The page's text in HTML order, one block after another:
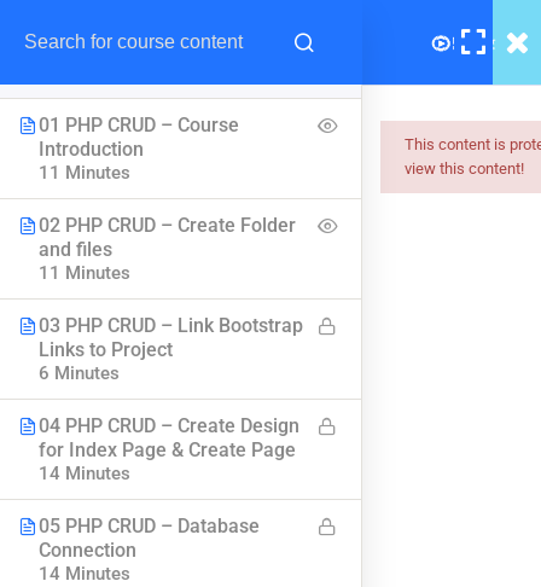
Basic PHP CRUD Full
01 PHP CRUD – Course
Introduction
11 Minutes
02 PHP CRUD – Create Folder
and files
11 Minutes
03 PHP CRUD – Link Bootstrap
Links to Project
6 Minutes
04 PHP CRUD – Create Design
for Index Page & Create Page
14 Minutes
05 PHP CRUD – Database
Connection
14 Minutes
This content is
view this content!
Myanmar
Best Online Courses
ကျွမ်းကျင်သူများထံမှ နည်းစနစ်ကျကျ သင်ကြားနိုင်အောင်
online learning marketplace တစ်ခုအဖြစ် ပါဝင်ကူညီသွားမှာ
ဖြစ်ပါတယ်။
Mandalay, Myanmar.
၀က်ဘ်ဆိုဒ်အကြောင်း